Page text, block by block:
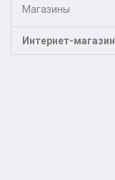
Магазины
Интернет-магазин